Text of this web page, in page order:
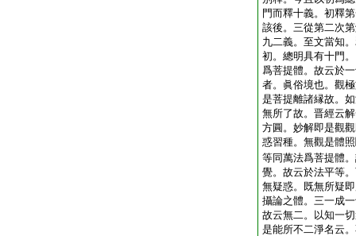
門而釋十義。初釋
該後。三從第二次
九二義。至文當知
初。總明具有十門
爲菩提體。故云於
者。眞俗境也。觀
是菩提離諸縁故。
無所了故。晋經云
方圓。妙解即是觀
惑習種。無觀是體
等同萬法爲菩提體
覺。故云於法平等
無疑惑。既無所疑
攝論之體。三一成
故云無二。以知一
是能所不二淨名云